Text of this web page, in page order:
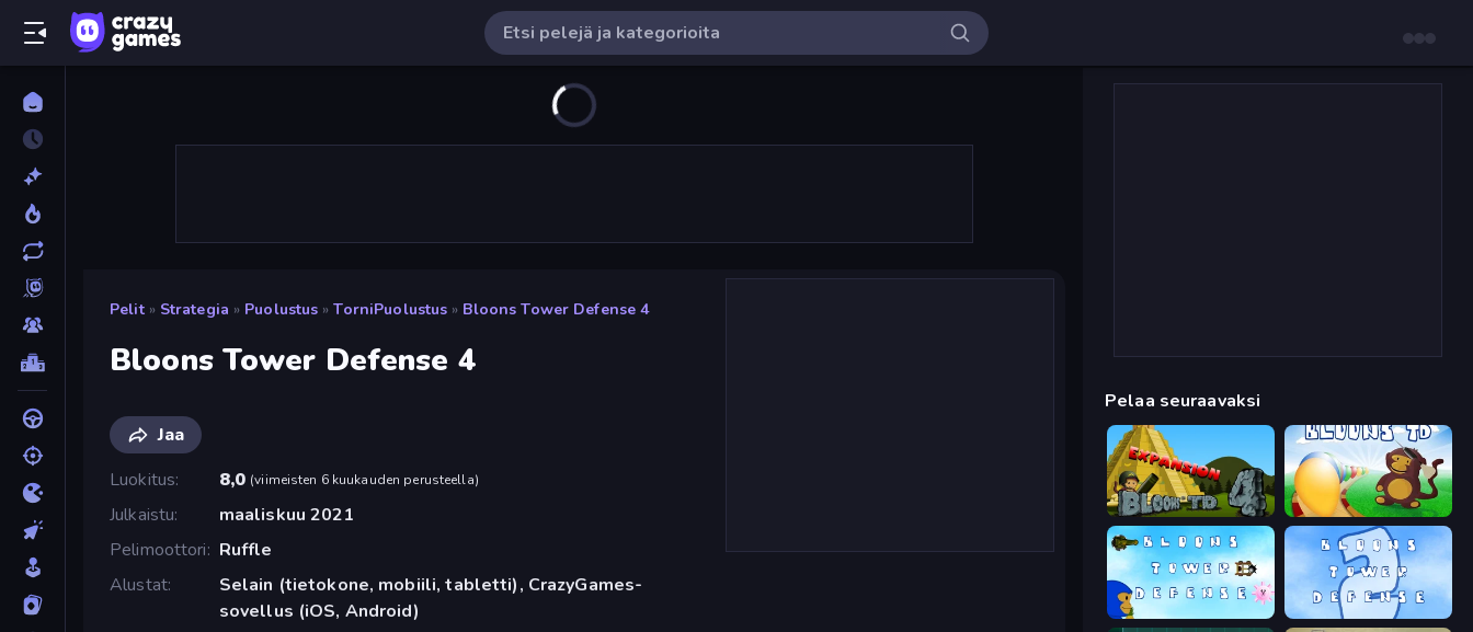
Pelit » Strategia » Puolustus » TorniPuolustus » Bloons Tower Defense 4
Bloons Tower Defense 4
Jaa
Luokitus
8,0 (viimeisten 6 kuukauden perusteella)
Julkaistu
maaliskuu 2021
Pelimoottori
Ruffle
Alustat
Selain (tietokone, mobiili, tabletti), CrazyGames-
sovellus (iOS, Android)
Pelaa seuraavaksi
Bloons Tower Defense 4 Expansion Bloons Tower Defense